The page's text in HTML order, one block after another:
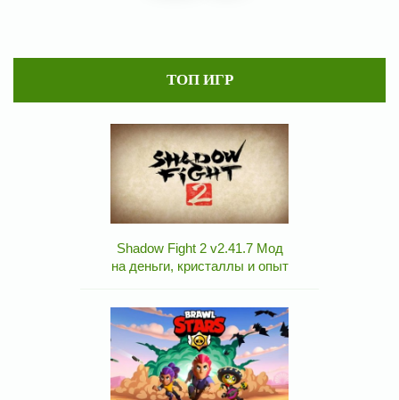
ТОП ИГР
Shadow Fight 2 v2.41.7 Мод
на деньги, кристаллы и опыт